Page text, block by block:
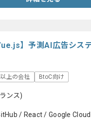
】予測AI広告シス
上の会社 BtoC向け
ンス)
/ React / Google